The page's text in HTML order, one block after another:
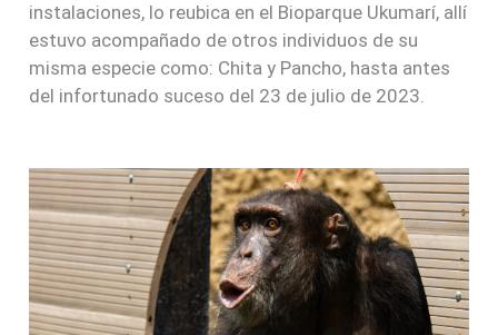
instalaciones, lo reubica en el Bioparque Ukumarí, allí
estuvo acompañado de otros individuos de su
misma especie como: Chita y Pancho, hasta antes
del infortunado suceso del 23 de julio de 2023.